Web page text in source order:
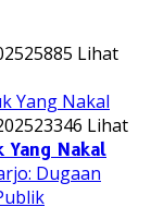
25885 Lihat
23346 Lihat
Yang Nakal